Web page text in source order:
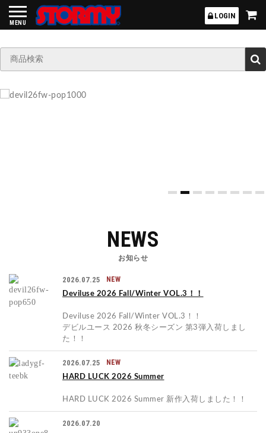
MENU STORMY LOGIN
NEWS
お知らせ
2026.07.25 NEW
Deviluse 2026 Fall/Winter VOL.3！！
Deviluse 2026 Fall/Winter VOL.3！！
デビルユース 2026 秋冬シーズン 第3弾入荷しまし
た！！
2026.07.25 NEW
HARD LUCK 2026 Summer
HARD LUCK 2026 Summer 新作入荷しました！！
2026.07.20